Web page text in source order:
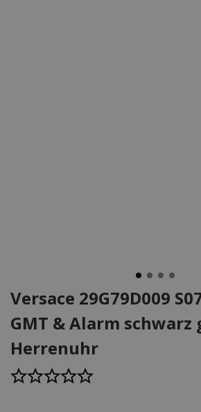
Versace 29G79D009
GMT & Alarm
Herrenuhr